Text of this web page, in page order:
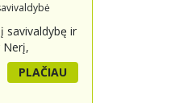
savivaldybę ir
Nerį,
projektą ir
planus.
PLAČIAU